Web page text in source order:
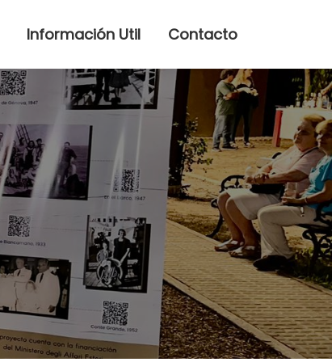
Información Util Contacto